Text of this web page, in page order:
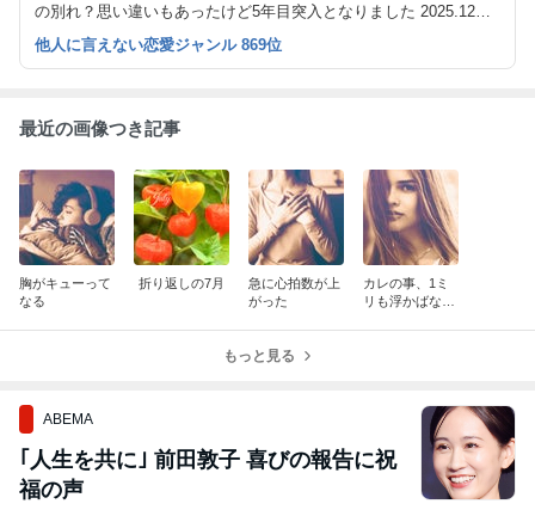
の別れ？思い違いもあったけど5年目突入となりました 2025.12突
然の遮断、終わってしまいました 2026.4まさかの105日ぷりに連絡
が来ました
他人に言えない恋愛ジャンル 869位
最近の画像つき記事
胸がキューって
なる
折り返しの7月
急に心拍数が上
がった
カレの事、1ミ
リも浮かばなか
もっと見る
ABEMA
｢人生を共に｣ 前田敦子 喜びの報告に祝
福の声